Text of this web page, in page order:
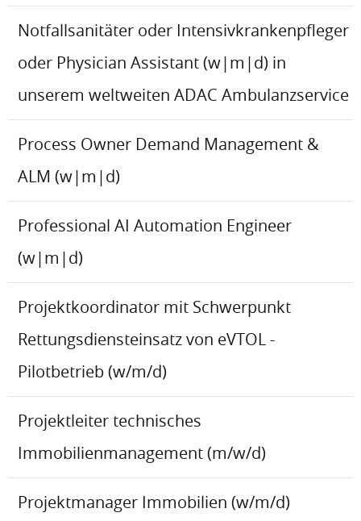
Notfallsanitäter oder Intensivkrankenpfleger
oder Physician Assistant (w|m|d) in
unserem weltweiten ADAC Ambulanzservice
Process Owner Demand Management &
ALM (w|m|d)
Professional AI Automation Engineer
(w|m|d)
Projektkoordinator mit Schwerpunkt
Rettungsdiensteinsatz von eVTOL -
Pilotbetrieb (w/m/d)
Projektleiter technisches
Immobilienmanagement (m/w/d)
Projektmanager Immobilien (w/m/d)